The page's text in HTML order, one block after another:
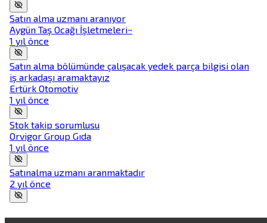
Satın alma uzmanı aranıyor
Aygün Taş Ocağı İşletmeleri~
1 yıl önce
Satın alma bölümünde çalışacak yedek parça bilgisi olan
iş arkadaşı aramaktayız
Ertürk Otomotiv
1 yıl önce
Stok takip sorumlusu
Orvigor Group Gıda
1 yıl önce
Satınalma uzmanı aranmaktadır
2 yıl önce